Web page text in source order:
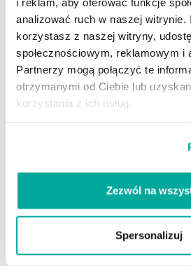
analizować ruch w naszej witrynie.
korzystasz z naszej witryny,
społecznościowym, reklamowym i
Partnerzy mogą połączyć te
otrzymanymi od Ciebie lub
korzystania z ich usług.
Zezwól na
Spersonalizuj
NANOAUTO BLOODY RIM
Wybierz pojemność